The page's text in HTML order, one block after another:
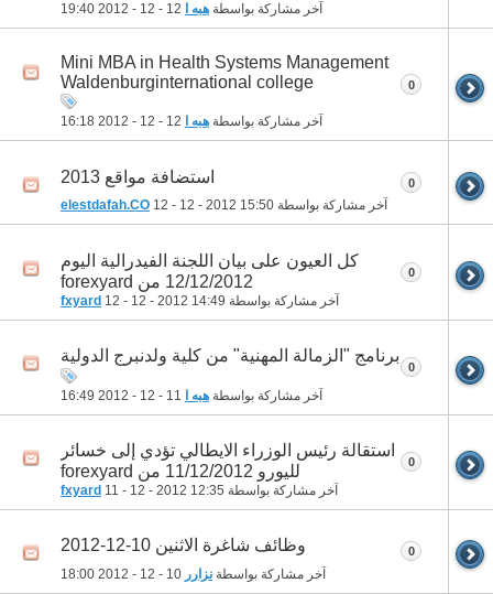
آخر مشاركة بواسطة هبه ا 19:40
Mini MBA in Health Systems Management
Waldenburginternational college
آخر مشاركة بواسطة هبه ا 16:18
0
استضافة مواقع 2013
آخر مشاركة بواسطة elestdafah.CO 12 - 12 - 2012 15:50
0
كل العيون على بيان اللجنة الفيدرالية اليوم
12/12/2012 من forexyard
آخر مشاركة بواسطة fxyard 12 - 12 - 2012 14:49
0
برنامج "الزمالة المهنية" من كلية ولدنبرج الدولية
آخر مشاركة بواسطة هبه ا 16:49
0
استقالة رئيس الوزراء الايطالي تؤدي إلى خسائر
لليورو 11/12/2012 من forexyard
آخر مشاركة بواسطة fxyard 11 - 12 - 2012 12:35
0
وظائف شاغرة الاثنين 10-12-2012
آخر مشاركة بواسطة نزارر 18:00
0